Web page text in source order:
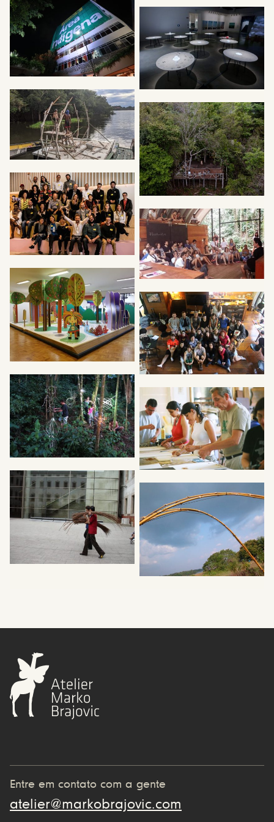
Entre em contato com a gente
atelier@markobrajovic.com